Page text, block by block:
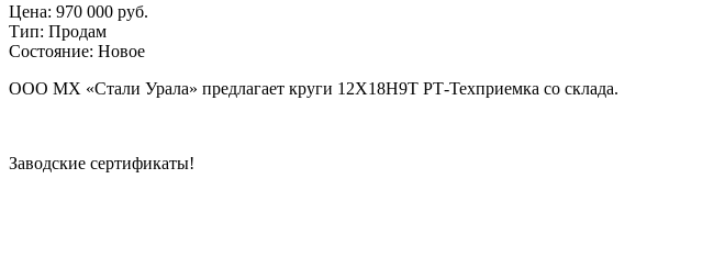
Цена: 970 000 руб.
Тип: Продам
Состояние: Новое
ООО МХ «Стали Урала» предлагает круги 12Х18Н9Т РТ-Техприемка со склада.
Заводские сертификаты!